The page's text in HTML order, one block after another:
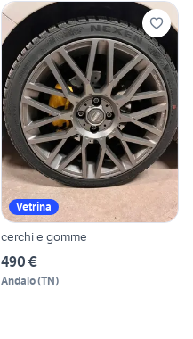
Vetrina
cerchi e gomme
490 €
Andalo(TN)